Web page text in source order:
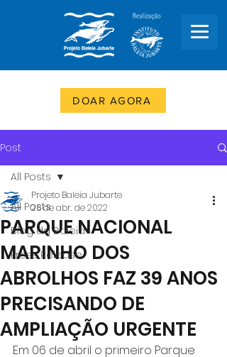
DOAR AGORA
Post
All Posts
Blog da Baleia
Press Release
All Posts
PARQUE NACIONAL
MARINHO DOS
ABROLHOS FAZ 39 ANOS
PRECISANDO DE
AMPLIAÇÃO URGENTE
Projeto Baleia Jubarte
26 de abr. de 2022
Em 06 de abril o primeiro Parque